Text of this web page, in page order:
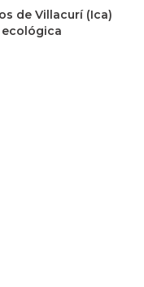
de Villacurí (Ica)